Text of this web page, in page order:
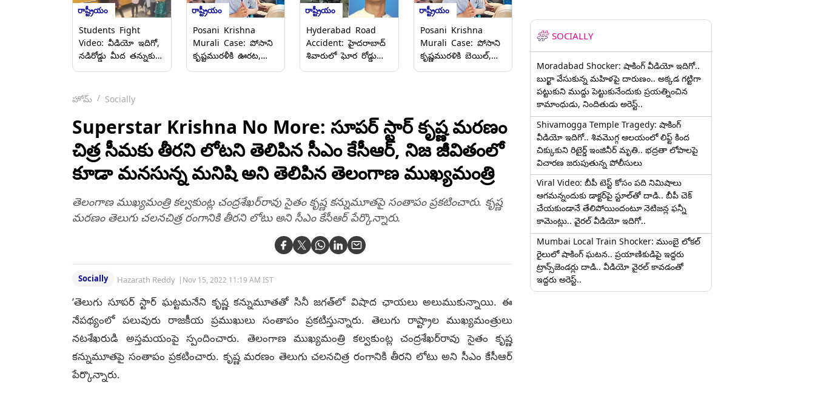
రాష్ట్రీయం
Students Fight
Video: వీడియో ఇదిగో,
నడిరోడ్డు మీద తన్నుకున్న
విసురుకుంటూ
ఒకరినొకరు పిడిగుద్దులు
గుద్దుకుంటూ..
రాష్ట్రీయం
Posani Krishna
Murali Case: పోసాని
కృష్టమురళీకి ఊరట,
రాష్ట్రీయం
Hyderabad Road
Accident: హైదరాబాద్
శివారులో ఘోర రోడ్డు
రాష్ట్రీయం
Posani Krishna
Murali Case: పోసాని
కృష్ణమురళికి బెయిల్‌,
హోమ్ Socially
Superstar Krishna No More: సూపర్ స్టార్ కృష్ణ మరణం
చిత్ర సీమకు తీరని లోటని తెలిపిన సీఎం కేసీఆర్, నిజ జీవితంలో
కూడా మనసున్న మనిషి అని తెలిపిన తెలంగాణ ముఖ్యమంత్రి
తెలంగాణ ముఖ్యమంత్రి కల్వకుంట్ల చంద్రశేఖర్‌రావు సైతం కృష్ణ కన్నుమూతపై సంతాపం ప్రకటించారు. కృష్ణ
మరణం తెలుగు చలనచిత్ర రంగానికి తీరని లోటు అని సీఎం కేసీఆర్‌ పేర్కొన్నారు.
Socially Hazarath Reddy | Nov 15, 2022 11:19 AM IST
’తెలుగు సూపర్‌ స్టార్‌ ఘట్టమనేని కృష్ణ కన్నుమూతతో సినీ జగత్‌లో విషాద ఛాయలు అలుముకున్నాయి. ఈ
నేపథ్యంలో పలువురు రాజకీయ ప్రముఖులు సంతాపం ప్రకటిస్తున్నారు. తెలుగు రాష్ట్రాల ముఖ్యమంత్రులు
నటశేఖరుడి అస్తమయంపై స్పందించారు. తెలంగాణ ముఖ్యమంత్రి కల్వకుంట్ల చంద్రశేఖర్‌రావు సైతం కృష్ణ
కన్నుమూతపై సంతాపం ప్రకటించారు. కృష్ణ మరణం తెలుగు చలనచిత్ర రంగానికి తీరని లోటు అని సీఎం కేసీఆర్‌
పేర్కొన్నారు.
SOCIALLY
Moradabad Shocker: షాకింగ్ వీడియో ఇదిగో..
బుర్ఖా వేసుకున్న మహిళపై దారుణం.. అక్కడ గట్టిగా
పట్టుకుని ముద్దు పెట్టుకునేందుకు ప్రయత్నించిన
కామాంధుడు, నిందితుడు అరెస్ట్..
Shivamogga Temple Tragedy: షాకింగ్
వీడియో ఇదిగో.. శివమొగ్గ ఆలయంలో లిఫ్ట్ కింద
చిక్కుకుని రిటైర్డ్ ఇంజినీర్ మృతి.. భద్రతా లోపాలపై
విచారణ జరుపుతున్న పోలీసులు
Viral Video: బీపీ టెస్ట్‌ కోసం పది నిమిషాలు
ఆగమన్నందుకు డాక్టర్‌పై స్టూల్‌తో దాడి.. బీపీ చెక్
చేయకుండానే తేలిపోయిందంటూ నెటిజన్ల ఫన్నీ
కామెంట్లు.. వైరల్ వీడియో ఇదిగో..
Mumbai Local Train Shocker: ముంబై లోకల్
రైలులో షాకింగ్ ఘటన.. ప్రయాణికుడిపై ఇద్దరు
ట్రాన్స్‌జెండర్లు దాడి.. వీడియో వైరల్ కావడంతో
ఇద్దరు అరెస్ట్..